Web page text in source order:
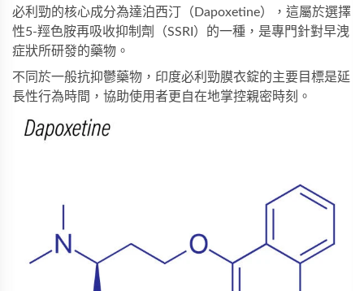
必利勁的核心成分為達泊西汀（Dapoxetine），這屬於選擇
性5-羥色胺再吸收抑制劑（SSRI）的一種，是專門針對早洩
症狀所研發的藥物。
不同於一般抗抑鬱藥物， 印度必利勁膜衣錠的主要目標是延
長性行為時間，協助使用者更自在地掌控親密時刻。